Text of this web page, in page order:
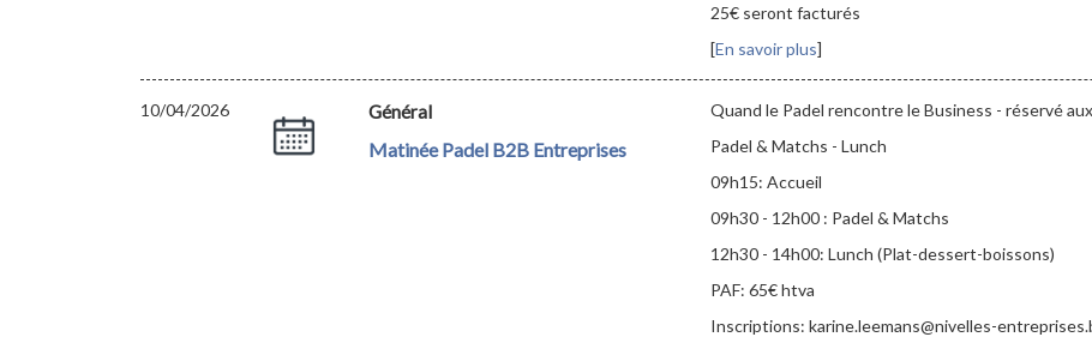
25€ seront facturés
[En savoir plus]
10/04/2026 Général
Matinée Padel B2B Entreprises
Quand le Padel rencontre le Business - réservé
Padel & Matchs - Lunch
09h15: Accueil
09h30 - 12h00 : Padel & Matchs
12h30 - 14h00: Lunch (Plat-dessert-boissons)
PAF: 65€ htva
Inscriptions: karine.leemans@nivelles-